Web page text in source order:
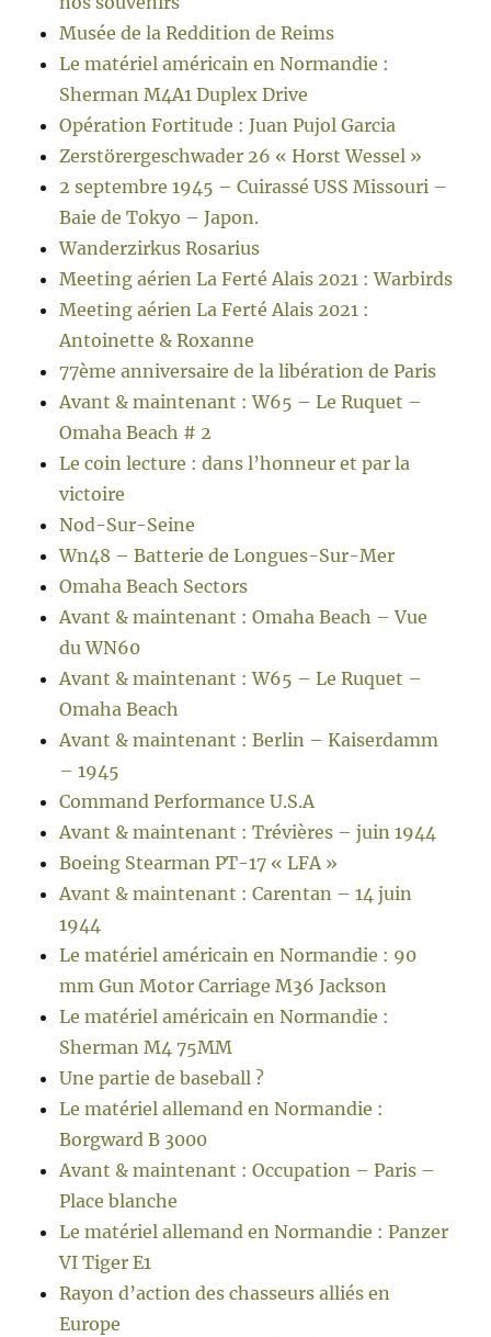
Musée de la Reddition de Reims
Le matériel américain en Normandie :
Sherman M4A1 Duplex Drive
Opération Fortitude : Juan Pujol Garcia
Zerstörergeschwader 26 « Horst Wessel »
2 septembre 1945 – Cuirassé USS Missouri –
Baie de Tokyo – Japon.
Wanderzirkus Rosarius
Meeting aérien La Ferté Alais 2021 : Warbirds
Meeting aérien La Ferté Alais 2021 :
Antoinette & Roxanne
77ème anniversaire de la libération de Paris
Avant & maintenant : W65 – Le Ruquet –
Omaha Beach # 2
Le coin lecture : dans l’honneur et par la
victoire
Nod-Sur-Seine
Wn48 – Batterie de Longues-Sur-Mer
Omaha Beach Sectors
Avant & maintenant : Omaha Beach – Vue
du WN60
Avant & maintenant : W65 – Le Ruquet –
Omaha Beach
Avant & maintenant : Berlin – Kaiserdamm
– 1945
Command Performance U.S.A
Avant & maintenant : Trévières – juin 1944
Boeing Stearman PT-17 « LFA »
Avant & maintenant : Carentan – 14 juin
1944
Le matériel américain en Normandie : 90
mm Gun Motor Carriage M36 Jackson
Le matériel américain en Normandie :
Sherman M4 75MM
Une partie de baseball ?
Le matériel allemand en Normandie :
Borgward B 3000
Avant & maintenant : Occupation – Paris –
Place blanche
Le matériel allemand en Normandie : Panzer
VI Tiger E1
Rayon d’action des chasseurs alliés en
Europe